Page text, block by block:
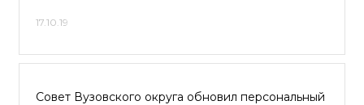
17.10.19
Совет Вузовского округа обновил персональный